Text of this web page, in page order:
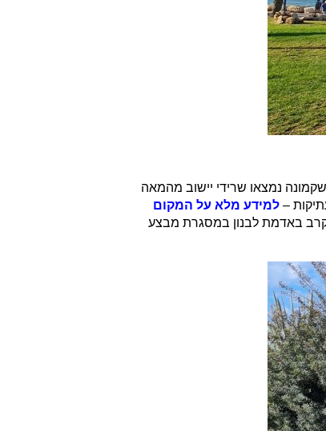
נמצאו שרידי יישוב מהמאה
למידע מלא על המקום
באדמת לבנון במסגרת מבצע